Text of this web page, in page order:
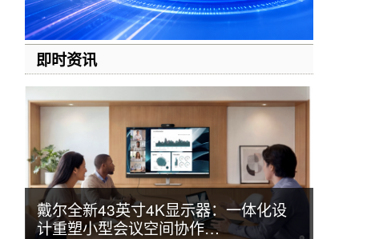
即时资讯
戴尔全新43英寸4K显示器：一体化设
计重塑小型会议空间协作…